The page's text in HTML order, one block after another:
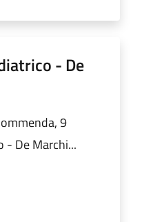
- De
9
- De Marchi...